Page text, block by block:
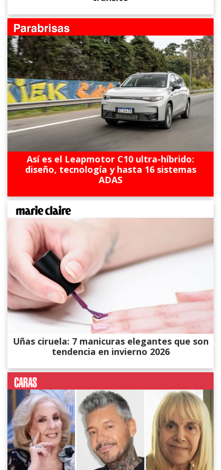
Así es el Leapmotor C10 ultra-híbrido:
diseño, tecnología y hasta 16 sistemas
ADAS
Uñas ciruela: 7 manicuras elegantes que son
tendencia en invierno 2026